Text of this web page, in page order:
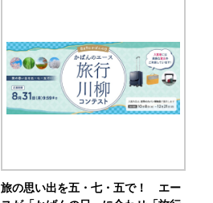
旅の思い出を五・七・五で！ エー